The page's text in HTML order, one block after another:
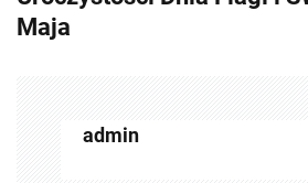
a
Maja
admin